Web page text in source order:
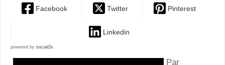
Facebook Twitter Pinterest
Linkedin
powered by social2s
Par